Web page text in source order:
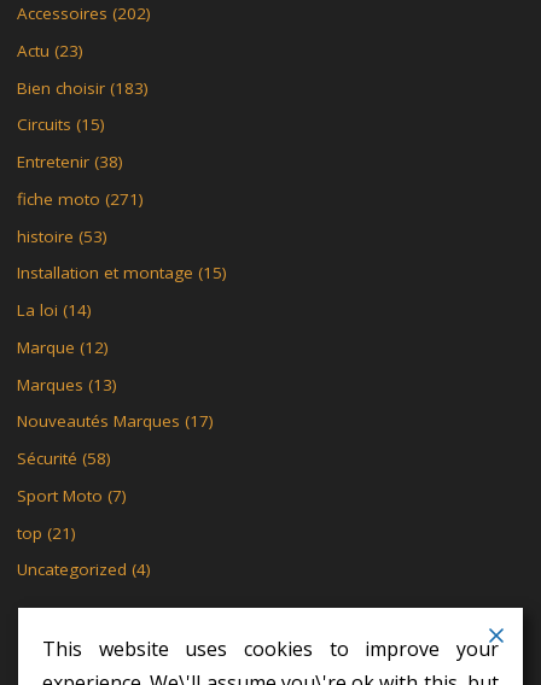
Accessoires (202)
Actu (23)
Bien choisir(183)
Circuits (15)
Entretenir(38)
fiche moto (271)
histoire (53)
Installation et montage (15)
La loi (14)
Marque (12)
Marques (13)
Nouveautés Marques (17)
Sécurité (58)
Sport Moto (7)
top (21)
Uncategorized (4)
This website uses cookies to improve your